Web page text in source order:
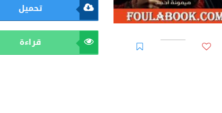
تحميل
قراءة